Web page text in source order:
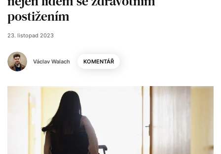
postižením
Václav Walach
23. listopad 2023
KOMENTÁŘ